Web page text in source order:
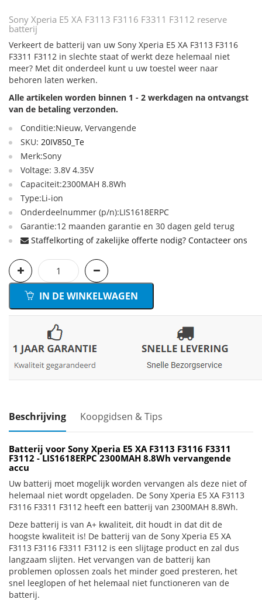
Sony Xperia E5 XA F3113 F3116 F3311 F3112 reserve
batterij
Verkeert de batterij van uw Sony Xperia E5 XA F3113 F3116
F3311 F3112 in slechte staat of werkt deze helemaal niet
meer? Met dit onderdeel kunt u uw toestel weer naar
behoren laten werken.
Alle artikelen worden binnen 1 - 2 werkdagen na ontvangst
van de betaling verzonden.
Conditie:Nieuw, Vervangende
SKU: 20IV850_Te
Merk:Sony
Voltage: 3.8V 4.35V
Capaciteit:2300MAH 8.8Wh
Type:Li-ion
Onderdeelnummer (p/n):LIS1618ERPC
Garantie:12 maanden garantie en 30 dagen geld terug
Staffelkorting of zakelijke offerte nodig? Contacteer ons
IN DE WINKELWAGEN
Beschrijving Koopgidsen & Tips
Batterij voor Sony Xperia E5 XA F3113 F3116 F3311
F3112 - LIS1618ERPC 2300MAH 8.8Wh vervangende
accu
Uw batterij moet mogelijk worden vervangen als deze niet of
helemaal niet wordt opgeladen. De Sony Xperia E5 XA F3113
F3116 F3311 F3112 heeft een batterij van 2300MAH 8.8Wh.
Deze batterij is van A+ kwaliteit, dit houdt in dat dit de
hoogste kwaliteit is! De batterij van de Sony Xperia E5 XA
F3113 F3116 F3311 F3112 is een slijtage product en zal dus
langzaam slijten. Het vervangen van de batterij kan
problemen oplossen zoals het minder goed presteren, het
snel leeglopen of het helemaal niet functioneren van de
batterij.